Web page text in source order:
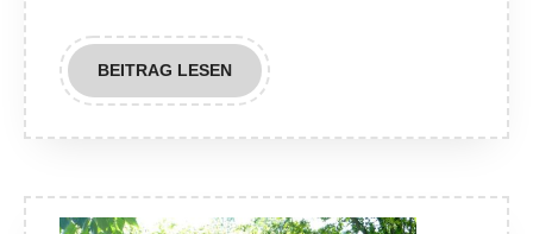
BEITRAG LESENBEITRAG
LESEN